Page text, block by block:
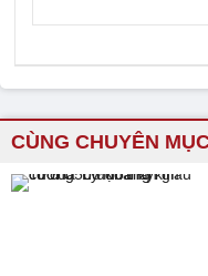
CÙNG CHUYÊN